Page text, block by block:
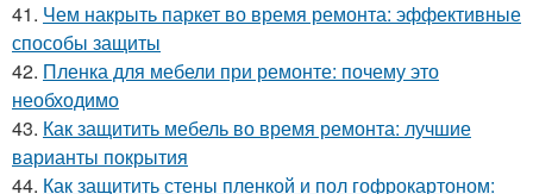
41. Чем накрыть паркет во время ремонта: эффективные
способы защиты
42. Пленка для мебели при ремонте: почему это
необходимо
43. Как защитить мебель во время ремонта: лучшие
варианты покрытия
44. Как защитить стены пленкой и пол гофрокартоном: